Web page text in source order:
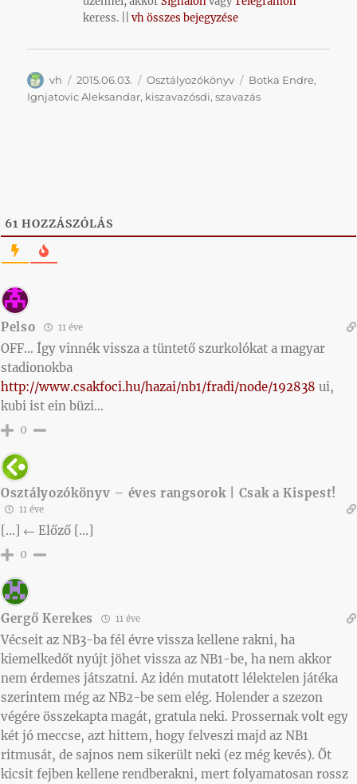
keress. ||vh összes bejegyzése
Szerző
vh Közzétéve
2015.06.03. Kategória
Osztályozókönyv Címke
Botka Endre,
Ignjatovic Aleksandar, kiszavazósdi,szavazás
61 HOZZÁSZÓLÁS
Pelso 11 éve
OFF… Így vinnék vissza a tüntető szurkolókat a magyar
stadionokba
http://www.csakfoci.hu/hazai/nb1/fradi/node/192838 ui,
kubi ist ein büzi…
0
Osztályozókönyv – éves rangsorok | Csak a Kispest!
11 éve
[…] ← Előző […]
0
Gergő Kerekes 11 éve
Vécseit az NB3-ba fél évre vissza kellene rakni, ha
kiemelkedőt nyújt jöhet vissza az NB1-be, ha nem akkor
nem érdemes játszatni. Az idén mutatott lélektelen játéka
szerintem még az NB2-be sem elég. Holender a szezon
végére összekapta magát, gratula neki. Prossernak volt egy
két jó meccse, azt hittem, hogy felveszi majd az NB1
ritmusát, de sajnos nem sikerült neki (ez még kevés). Őt
kicsit fejben kellene rendberakni, mert folyamatosan rossz